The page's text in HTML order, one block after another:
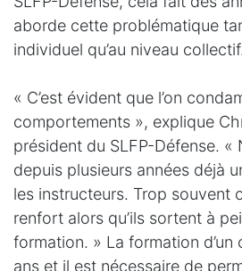
aborde cette problématique
individuel qu’au niveau collectif.
« C’est évident que l’on
comportements », explique
président du SLFP-Défense. «
depuis plusieurs années déjà
les instructeurs. Trop souvent
renfort alors qu’ils sortent à
formation. » La formation
ans et il est nécessaire de